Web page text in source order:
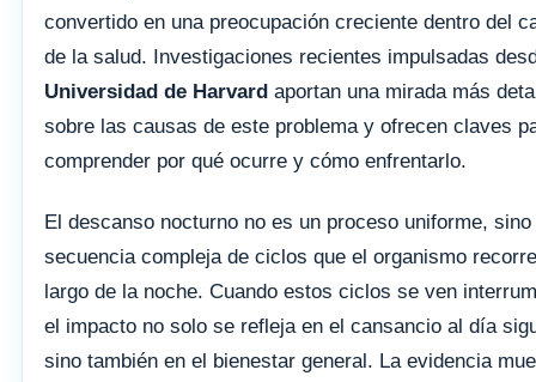
convertido en una preocupación creciente dentro del
de la salud. Investigaciones recientes impulsadas
Universidad de Harvard aportan una mirada más
sobre las causas de este problema y ofrecen claves
comprender por qué ocurre y cómo enfrentarlo.
El descanso nocturno no es un proceso uniforme, sino
secuencia compleja de ciclos que el organismo
largo de la noche. Cuando estos ciclos se ven
el impacto no solo se refleja en el cansancio al día
sino también en el bienestar general. La evidencia